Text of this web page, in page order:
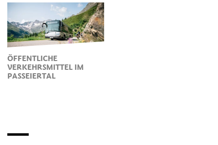
ÖFFENTLICHE
VERKEHRSMITTEL IM
PASSEIERTAL